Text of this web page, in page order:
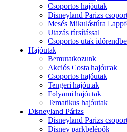
Csoportos hajóutak
Disneyland Párizs
Mesés Mikulástúra
Utazás társítással
Csoportos utak
Hajóutak
Bemutatkozunk
Akciós Costa hajóutak
Csoportos hajóutak
Tengeri hajóutak
Folyami hajóutak
Tematikus hajóutak
Disneyland Párizs
Disneyland Párizs
Disney parkbelépők